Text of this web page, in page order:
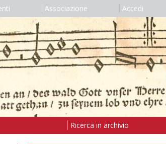
Associazione Accedi
Ricerca in archivio